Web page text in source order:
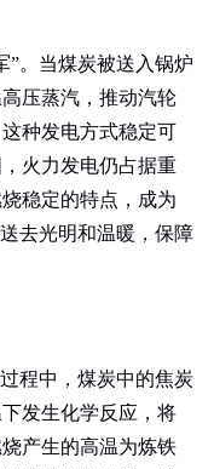
”。当煤炭被送入锅炉
压蒸汽，推动汽轮
种发电方式稳定可
火力发电仍占据重
稳定的特点，成为
去光明和温暖，保障
程中，煤炭中的焦炭
发生化学反应，将
产生的高温为炼铁